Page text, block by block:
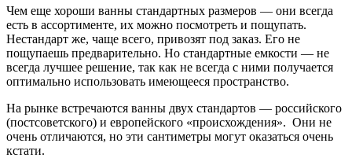
Чем еще хороши ванны стандартных размеров — они всегда
есть в ассортименте, их можно посмотреть и пощупать.
Нестандарт же, чаще всего, привозят под заказ. Его не
пощупаешь предварительно. Но стандартные емкости — не
всегда лучшее решение, так как не всегда с ними получается
оптимально использовать имеющееся пространство.
На рынке встречаются ванны двух стандартов — российского
(постсоветского) и европейского «происхождения». Они не
очень отличаются, но эти сантиметры могут оказаться очень
кстати.